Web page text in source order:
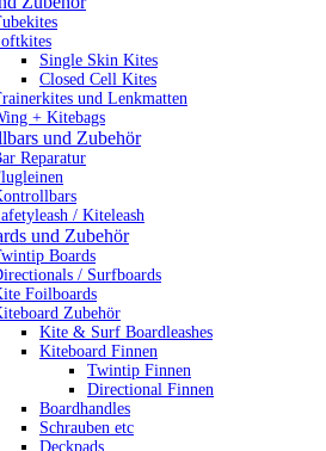
Single Skin Kites
Closed Cell Kites
und Lenkmatten
+ Kitebags
und Zubehör
Reparatur
/ Kiteleash
und Zubehör
Boards
/ Surfboards
Foilboards
Zubehör
Kite & Surf Boardleashes
Kiteboard Finnen
Twintip Finnen
Directional Finnen
Boardhandles
Schrauben etc
Deckpads